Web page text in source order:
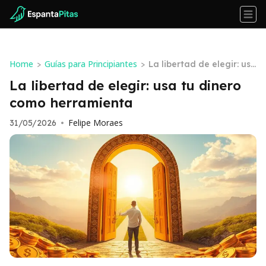
Home > Guías para Principiantes > La libertad de elegir: usa
tu dinero como herramie
nta
La libertad de elegir: usa tu dinero
como herramienta
31/05/2026 • Felipe Moraes